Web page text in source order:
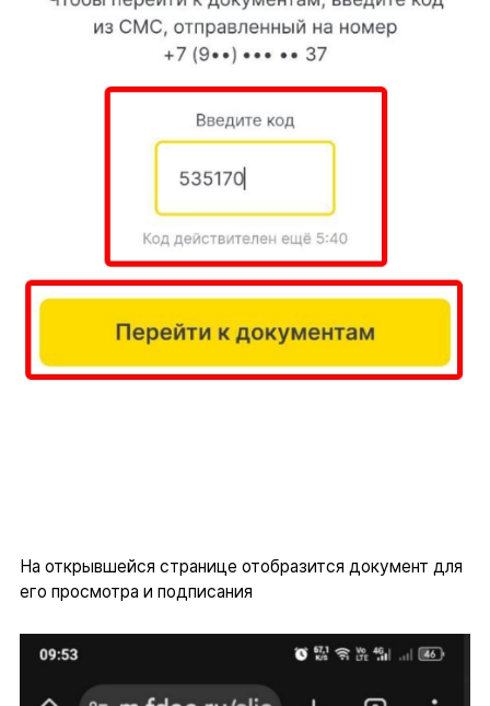
На открывшейся странице отобразится документ для
его просмотра и подписания